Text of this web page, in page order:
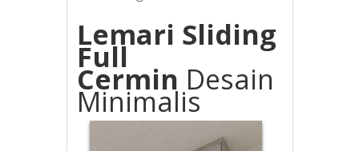
Lemari Sliding
Full
Cermin Desain
Minimalis